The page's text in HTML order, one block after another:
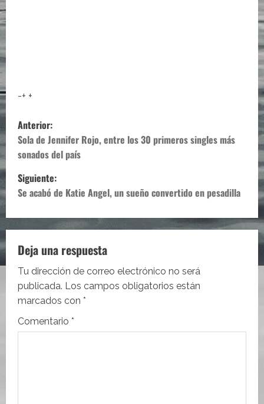
-+ +
N
a
v
e
g
a
c
i
ó
Anterior:
Sola de Jennifer Rojo, entre los 30 primeros singles más
sonados del país
Siguiente:
Se acabó de Katie Angel, un sueño convertido en pesadilla
Deja una respuesta
Tu dirección de correo electrónico no será
publicada. Los campos obligatorios están
marcados con *
Comentario *